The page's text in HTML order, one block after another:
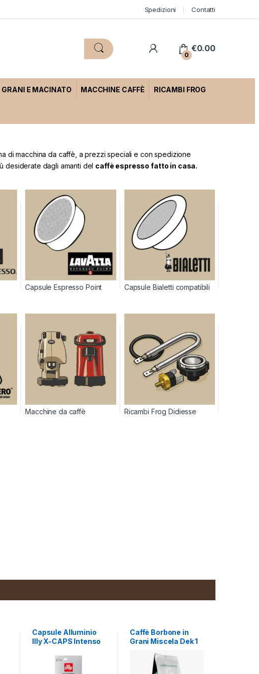
Spedizioni Contatti
0
€0.00
GRANI E MACINATO MACCHINE CAFFÈ RICAMBI FROG
di macchina da caffè, a prezzi speciali e con spedizione
desiderate dagli amanti del caffè espresso fatto in casa.
Capsule Espresso Point Capsule Bialetti compatibili
Macchine da caffè Ricambi Frog Didiesse
Capsule Alluminio
Illy X-CAPS Intenso
Caffè Borbone in
Grani Miscela Dek 1